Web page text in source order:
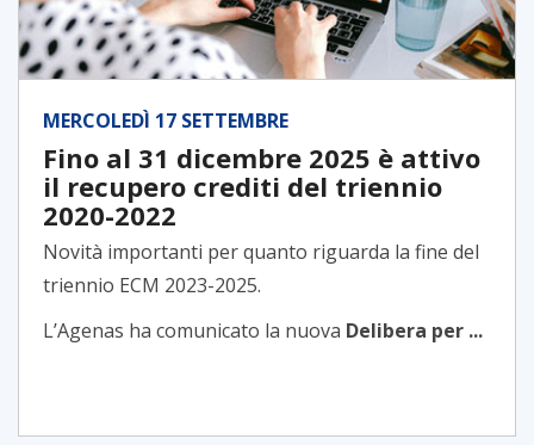
MERCOLEDÌ 17 SETTEMBRE
Fino al 31 dicembre 2025 è attivo
il recupero crediti del triennio
2020-2022
Novità importanti per quanto riguarda la fine del
triennio ECM 2023-2025.
L’Agenas ha comunicato la nuova Delibera per ...